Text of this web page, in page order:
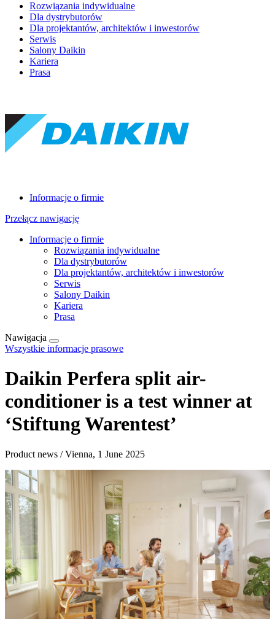
Rozwiązania indywidualne
Dla dystrybutorów
Dla projektantów, architektów i inwestorów
Serwis
Salony Daikin
Kariera
Prasa
Informacje o firmie
Przełącz nawigację
Informacje o firmie
Rozwiązania indywidualne
Dla dystrybutorów
Dla projektantów, architektów i inwestorów
Serwis
Salony Daikin
Kariera
Prasa
Nawigacja
Wszystkie informacje prasowe
Daikin Perfera split air-
conditioner is a test winner at
‘Stiftung Warentest’
Product news / Vienna, 1 June 2025